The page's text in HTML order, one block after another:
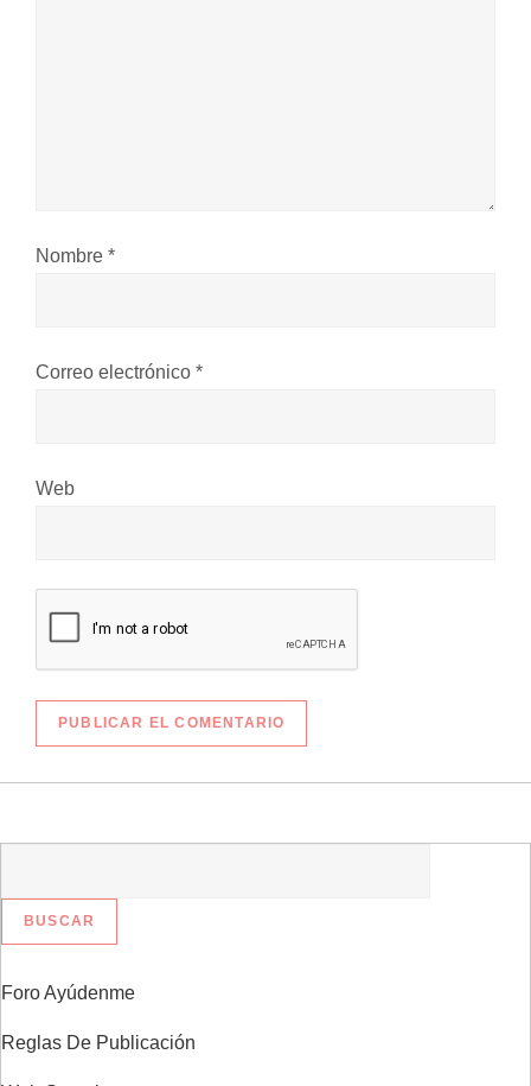
e
t
a
s
Nombre *
Correo electrónico *
Web
Foro Ayúdenme
Reglas De Publicación